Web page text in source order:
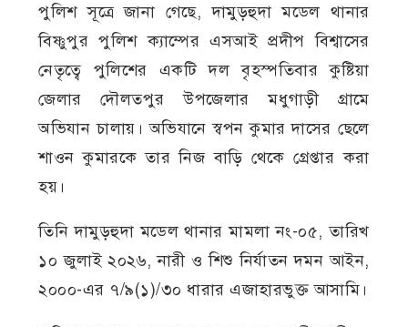
পুলিশ সূত্রে জানা গেছে, দামুড়হুদা মডেল থানার
বিষ্ণুপুর পুলিশ ক্যাম্পের এসআই প্রদীপ বিশ্বাসের
নেতৃত্বে পুলিশের একটি দল বৃহস্পতিবার কুষ্টিয়া
জেলার দৌলতপুর উপজেলার মধুগাড়ী গ্রামে
অভিযান চালায়। অভিযানে স্বপন কুমার দাসের ছেলে
শাওন কুমারকে তার নিজ বাড়ি থেকে গ্রেপ্তার করা
হয়।
তিনি দামুড়হুদা মডেল থানার মামলা নং-০৫, তারিখ
১০ জুলাই ২০২৬, নারী ও শিশু নির্যাতন দমন আইন,
২০০০-এর ৭/৯(১)/৩০ ধারার এজাহারভুক্ত আসামি।